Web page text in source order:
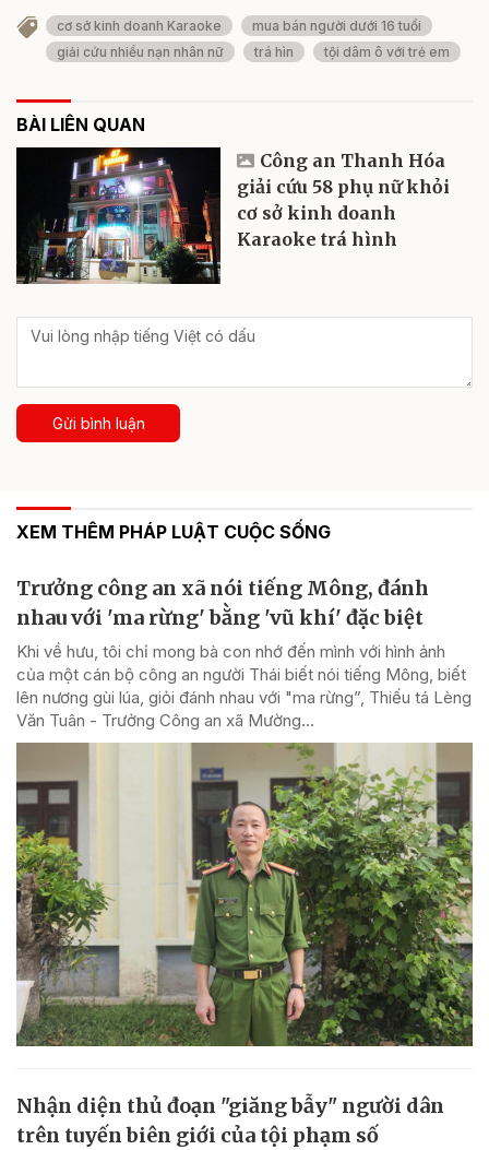
cơ sở kinh doanh Karaoke
mua bán người dưới 16 tuổi
giải cứu nhiều nạn nhân nữ
trá hìn tội dâm ô với trẻ em
BÀI LIÊN QUAN
Công an Thanh Hóa
giải cứu 58 phụ nữ khỏi
cơ sở kinh doanh
Karaoke trá hình
Gửi bình luận
XEM THÊM PHÁP LUẬT CUỘC SỐNG
Trưởng công an xã nói tiếng Mông, đánh
nhau với 'ma rừng' bằng 'vũ khí' đặc biệt
Khi về hưu, tôi chỉ mong bà con nhớ đến mình với hình ảnh
của một cán bộ công an người Thái biết nói tiếng Mông, biết
lên nương gùi lúa, giỏi đánh nhau với "ma rừng”, Thiếu tá Lèng
Văn Tuân - Trưởng Công an xã Mường...
Nhận diện thủ đoạn "giăng bẫy" người dân
trên tuyến biên giới của tội phạm số